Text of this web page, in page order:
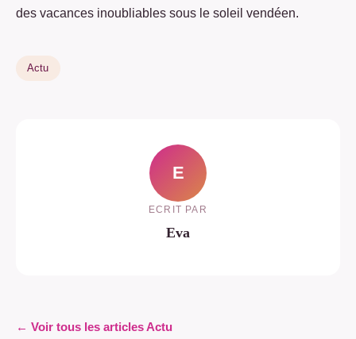
des vacances inoubliables sous le soleil vendéen.
Actu
E
ECRIT PAR
Eva
← Voir tous les articles Actu